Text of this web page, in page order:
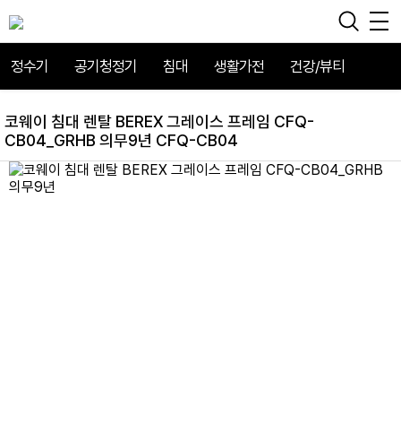
정수기 공기청정기 침대 생활가전 건강/뷰티
코웨이 침대 렌탈 BEREX 그레이스 프레임 CFQ-
CB04_GRHB 의무9년 CFQ-CB04